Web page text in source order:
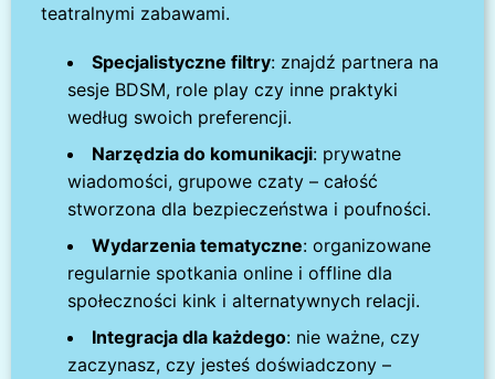
teatralnymi zabawami.
Specjalistyczne filtry: znajdź partnera na
sesje BDSM, role play czy inne praktyki
według swoich preferencji.
Narzędzia do komunikacji: prywatne
wiadomości, grupowe czaty – całość
stworzona dla bezpieczeństwa i poufności.
Wydarzenia tematyczne: organizowane
regularnie spotkania online i offline dla
społeczności kink i alternatywnych relacji.
Integracja dla każdego: nie ważne, czy
zaczynasz, czy jesteś doświadczony –